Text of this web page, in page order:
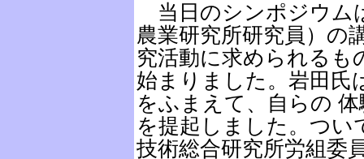
当日のシンポジウム
農業研究所研究員）の
究活動に求められる
始まりました。岩田氏
をふまえて、自らの
を提起しました。つい
技術総合研究所労組委